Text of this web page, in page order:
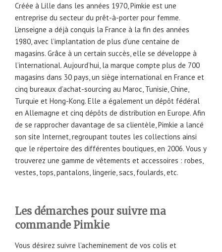
Créée à Lille dans les années 1970, Pimkie est une
entreprise du secteur du prêt-à-porter pour femme.
L’enseigne a déjà conquis la France à la fin des années
1980, avec l’implantation de plus d’une centaine de
magasins. Grâce à un certain succès, elle se développe à
l’international. Aujourd’hui, la marque compte plus de 700
magasins dans 30 pays, un siège international en France et
cinq bureaux d’achat-sourcing au Maroc, Tunisie, Chine,
Turquie et Hong-Kong. Elle a également un dépôt fédéral
en Allemagne et cinq dépôts de distribution en Europe. Afin
de se rapprocher davantage de sa clientèle, Pimkie a lancé
son site Internet, regroupant toutes les collections ainsi
que le répertoire des différentes boutiques, en 2006. Vous y
trouverez une gamme de vêtements et accessoires : robes,
vestes, tops, pantalons, lingerie, sacs, foulards, etc.
Les démarches pour suivre ma
commande Pimkie
Vous désirez suivre l’acheminement de vos colis et